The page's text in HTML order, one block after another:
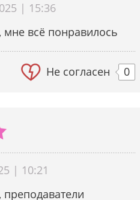
| 15:36
всё понравилось
Не согласен 0
| 10:21